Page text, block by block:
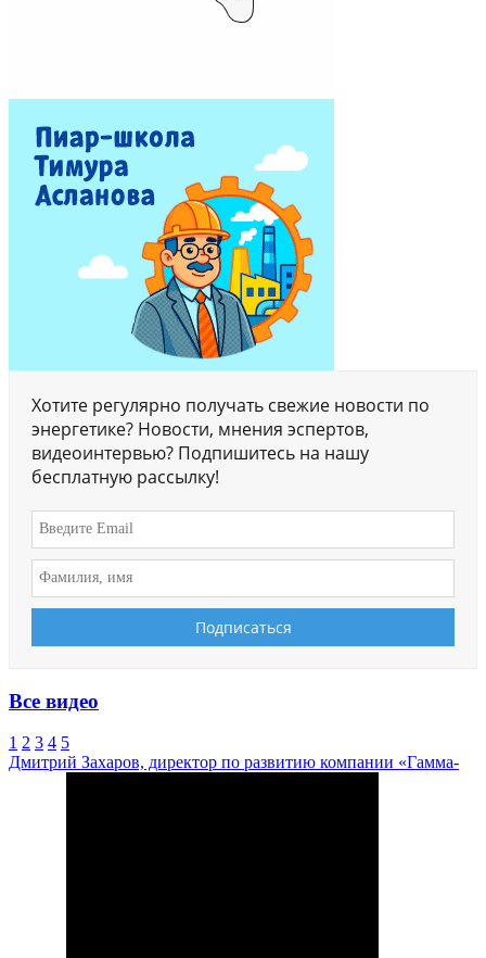
Хотите регулярно получать свежие новости по
энергетике? Новости, мнения эспертов,
видеоинтервью? Подпишитесь на нашу
бесплатную рассылку!
Все видео
1 2 3 4 5
Дмитрий Захаров, директор по развитию компании «Гамма-